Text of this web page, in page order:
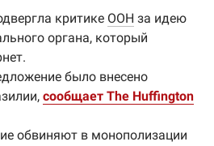
критике ООН за идею
органа, который
было внесено
сообщает The Huffington
обвиняют в монополизации